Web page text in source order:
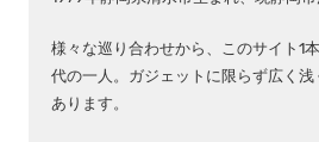
様々な巡り合わせから、このサイト1
代の一人。ガジェットに限らず広く
あります。